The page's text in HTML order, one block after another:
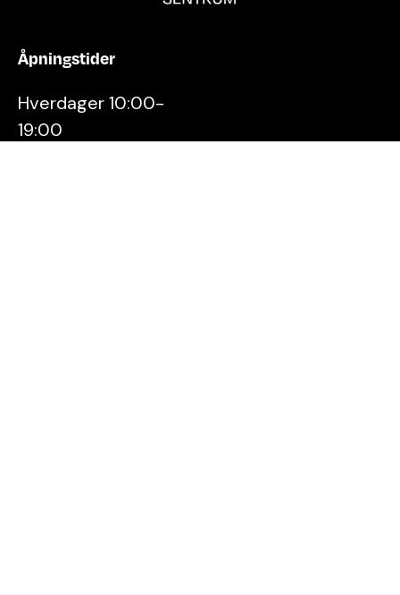
Åpningstider
Hverdager 10:00-
19:00